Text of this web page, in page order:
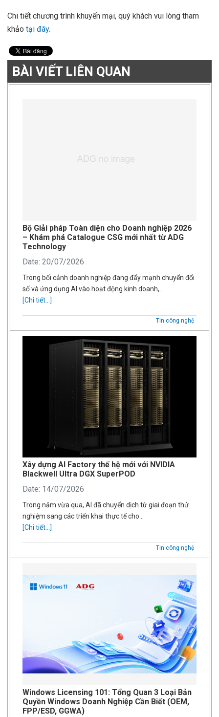
Chi tiết chương trình khuyến mại, quý khách vui lòng tham
khảo tại đây.
BÀI VIẾT LIÊN QUAN
Bộ Giải pháp Toàn diện cho Doanh nghiệp 2026
– Khám phá Catalogue CSG mới nhất từ ADG
Technology
Date: 20/07/2026
Trong bối cảnh doanh nghiệp đang đẩy mạnh chuyển đổi
số và ứng dụng AI vào hoạt động kinh doanh,…
[Chi tiết...]
Tin công nghệ
Xây dựng AI Factory thế hệ mới với NVIDIA
Blackwell Ultra DGX SuperPOD
Date: 14/07/2026
Trong năm vừa qua, AI đã chuyển dịch từ giai đoạn thử
nghiệm sang các triển khai thực tế cho…
[Chi tiết...]
Tin công nghệ
Windows Licensing 101: Tổng Quan 3 Loại Bản
Quyền Windows Doanh Nghiệp Cần Biết (OEM,
FPP/ESD, GGWA)